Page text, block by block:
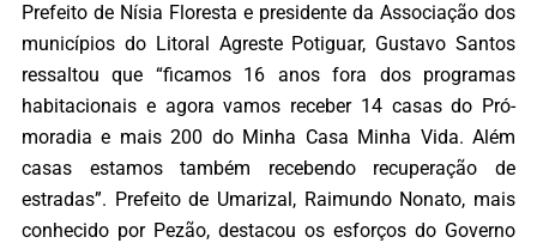
Prefeito de Nísia Floresta e presidente da Associação dos
municípios do Litoral Agreste Potiguar, Gustavo Santos
ressaltou que “ficamos 16 anos fora dos programas
habitacionais e agora vamos receber 14 casas do Pró-
moradia e mais 200 do Minha Casa Minha Vida. Além
casas estamos também recebendo recuperação de
estradas”. Prefeito de Umarizal, Raimundo Nonato, mais
conhecido por Pezão, destacou os esforços do Governo